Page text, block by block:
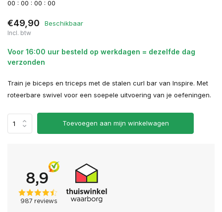
00 : 00 : 00 : 00
€49,90 Beschikbaar
Incl. btw
Voor 16:00 uur besteld op werkdagen = dezelfde dag
verzonden
Train je biceps en triceps met de stalen curl bar van Inspire. Met
roteerbare swivel voor een soepele uitvoering van je oefeningen.
Toevoegen aan mijn winkelwagen